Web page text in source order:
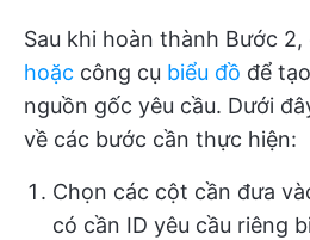
Sau khi hoàn thành Bước 2,
hoặc công cụ biểu đồ để
nguồn gốc yêu cầu. Dưới
về các bước cần thực hiện:
Chọn các cột cần đưa
có cần ID yêu cầu riêng